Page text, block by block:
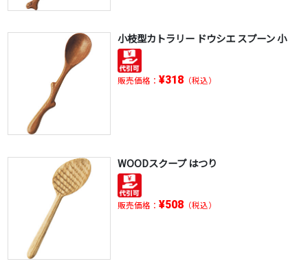
小枝型カトラリー ドウシエ スプーン 小
販売価格： ¥318（税込）
WOODスクープ はつり
販売価格： ¥508（税込）